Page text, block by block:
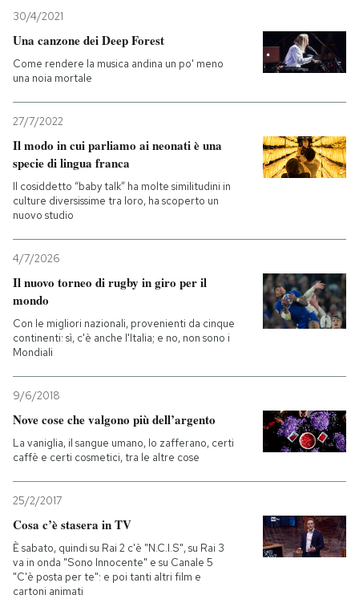
SHOP
AREA PERSONALE
Entra
30/4/2021
Una canzone dei Deep Forest
Come rendere la musica andina un po' meno
una noia mortale
27/7/2022
Il modo in cui parliamo ai neonati è una
specie di lingua franca
Il cosiddetto “baby talk” ha molte similitudini in
culture diversissime tra loro, ha scoperto un
nuovo studio
4/7/2026
Il nuovo torneo di rugby in giro per il
mondo
Con le migliori nazionali, provenienti da cinque
continenti: sì, c'è anche l'Italia; e no, non sono i
Mondiali
9/6/2018
Nove cose che valgono più dell’argento
La vaniglia, il sangue umano, lo zafferano, certi
caffè e certi cosmetici, tra le altre cose
25/2/2017
Cosa c’è stasera in TV
È sabato, quindi su Rai 2 c'è "N.C.I.S", su Rai 3
va in onda "Sono Innocente" e su Canale 5
"C'è posta per te": e poi tanti altri film e
cartoni animati